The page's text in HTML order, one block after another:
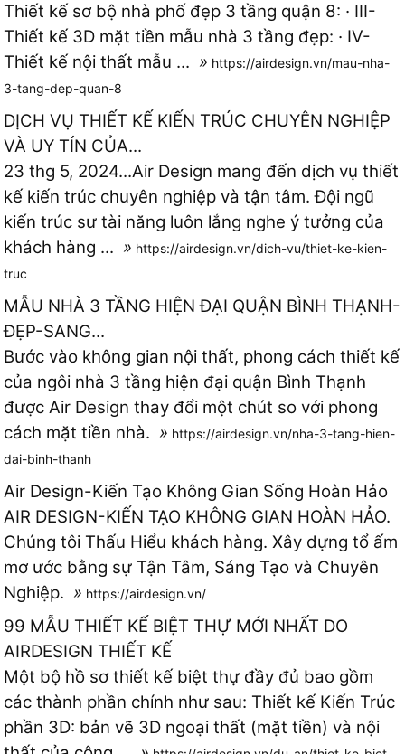
Thiết kế sơ bộ nhà phố đẹp 3 tầng quận 8: · III-
Thiết kế 3D mặt tiền mẫu nhà 3 tầng đẹp: · IV-
Thiết kế nội thất mẫu ... » https://airdesign.vn/mau-nha-
3-tang-dep-quan-8
DỊCH VỤ THIẾT KẾ KIẾN TRÚC CHUYÊN NGHIỆP
VÀ UY TÍN CỦA...
23 thg 5, 2024...Air Design mang đến dịch vụ thiết
kế kiến trúc chuyên nghiệp và tận tâm. Đội ngũ
kiến trúc sư tài năng luôn lắng nghe ý tưởng của
khách hàng ... » https://airdesign.vn/dich-vu/thiet-ke-kien-
truc
MẪU NHÀ 3 TẦNG HIỆN ĐẠI QUẬN BÌNH THẠNH-
ĐẸP-SANG...
Bước vào không gian nội thất, phong cách thiết kế
của ngôi nhà 3 tầng hiện đại quận Bình Thạnh
được Air Design thay đổi một chút so với phong
cách mặt tiền nhà. » https://airdesign.vn/nha-3-tang-hien-
dai-binh-thanh
Air Design-Kiến Tạo Không Gian Sống Hoàn Hảo
AIR DESIGN-KIẾN TẠO KHÔNG GIAN HOÀN HẢO.
Chúng tôi Thấu Hiểu khách hàng. Xây dựng tổ ấm
mơ ước bằng sự Tận Tâm, Sáng Tạo và Chuyên
Nghiệp. » https://airdesign.vn/
99 MẪU THIẾT KẾ BIỆT THỰ MỚI NHẤT DO
AIRDESIGN THIẾT KẾ
Một bộ hồ sơ thiết kế biệt thự đầy đủ bao gồm
các thành phần chính như sau: Thiết kế Kiến Trúc
phần 3D: bản vẽ 3D ngoại thất (mặt tiền) và nội